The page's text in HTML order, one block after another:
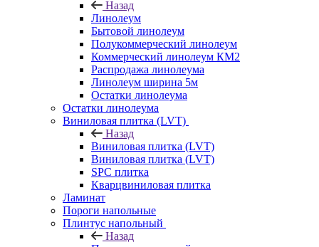
Назад
Линолеум
Бытовой линолеум
Полукоммерческий линолеум
Коммерческий линолеум КМ2
Распродажа линолеума
Линолеум ширина 5м
Остатки линолеума
Остатки линолеума
Виниловая плитка (LVT)
Назад
Виниловая плитка (LVT)
Виниловая плитка (LVT)
SPC плитка
Кварцвиниловая плитка
Ламинат
Пороги напольные
Плинтус напольный
Назад